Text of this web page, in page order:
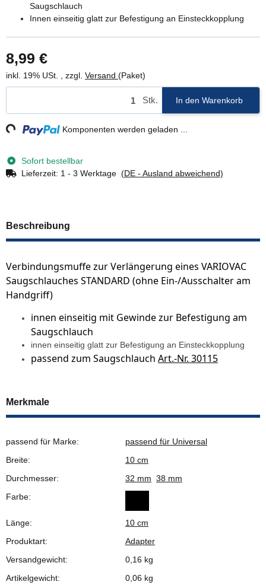
Saugschlauch
Innen einseitig glatt zur Befestigung an Einsteckkopplung
8,99 €
inkl. 19% USt. , zzgl. Versand (Paket)
Stk. In den Warenkorb
Komponenten werden geladen ...
Sofort bestellbar
Lieferzeit: 1 - 3 Werktage (DE - Ausland abweichend)
Beschreibung
Verbindungsmuffe zur Verlängerung eines VARIOVAC
Saugschlauches STANDARD (ohne Ein-/Ausschalter am
Handgriff)
innen einseitig mit Gewinde zur Befestigung am
Saugschlauch
innen einseitig glatt zur Befestigung an Einsteckkopplung
passend zum Saugschlauch Art.-Nr. 30115
Merkmale
passend für Marke:
passend für Universal
Breite:
10 cm
Durchmesser:
32 mm 38 mm
Farbe:
Länge:
10 cm
Produktart:
Adapter
Versandgewicht:
0,16 kg
Artikelgewicht:
0,06 kg